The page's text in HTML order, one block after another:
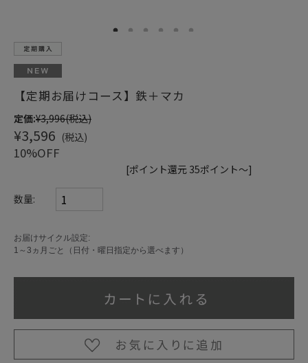
1 2 3 4 5 6
【定期お届けコース】鉄＋マカ
定価:¥3,996(税込)
¥3,596 (税込)
10%OFF
[ポイント還元 35ポイント～]
数量:
お届けサイクル設定:
1～3ヵ月ごと（日付・曜日指定から選べます）